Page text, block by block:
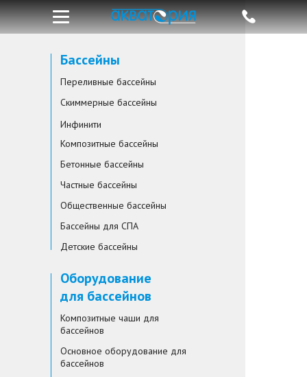
Бассейны
Переливные бассейны
Скиммерные бассейны
Инфинити
Композитные бассейны
Бетонные бассейны
Частные бассейны
Общественные бассейны
Бассейны для СПА
Детские бассейны
Оборудование
для бассейнов
Композитные чаши для
бассейнов
Основное оборудование для
бассейнов